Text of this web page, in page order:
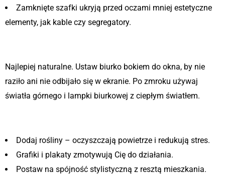
Zamknięte szafki ukryją przed oczami mniej estetyczne
elementy, jak kable czy segregatory.
Najlepiej naturalne. Ustaw biurko bokiem do okna, by nie
raziło ani nie odbijało się w ekranie. Po zmroku używaj
światła górnego i lampki biurkowej z ciepłym światłem.
Dodaj rośliny – oczyszczają powietrze i redukują stres.
Grafiki i plakaty zmotywują Cię do działania.
Postaw na spójność stylistyczną z resztą mieszkania.